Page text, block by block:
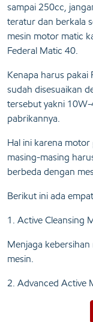
sampai 250cc,
teratur dan berkala
mesin motor matic
Federal Matic 40.
Kenapa harus pakai
sudah disesuaikan
tersebut yakni
pabrikannya.
Hal ini karena
masing-masing
berbeda dengan
Berikut ini ada
1. Active Cleansing
Menjaga
mesin.
2. Advanced Active